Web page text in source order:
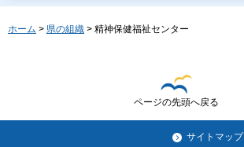
ホーム > 県の組織 > 精神保健福祉センター
ページの先頭へ戻る
サイトマップ